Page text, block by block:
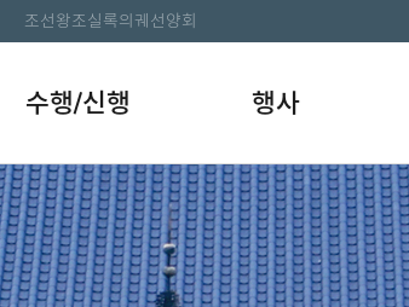
조선왕조실록의궤선양회
수행/신행 행사